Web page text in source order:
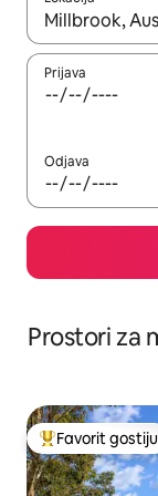
Kad su
Prijava
Odjava
Prostori za
Glavni favorit
Favorit gostiju